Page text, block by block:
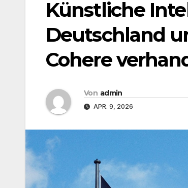
Künstliche
Deutschland
Cohere
Von admin
APR. 9, 2026